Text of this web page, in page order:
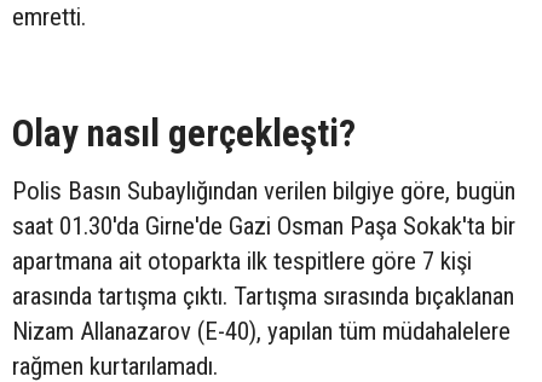
emretti.
Olay nasıl gerçekleşti?
Polis Basın Subaylığından verilen bilgiye göre, bugün
saat 01.30'da Girne'de Gazi Osman Paşa Sokak'ta bir
apartmana ait otoparkta ilk tespitlere göre 7 kişi
arasında tartışma çıktı. Tartışma sırasında bıçaklanan
Nizam Allanazarov (E-40), yapılan tüm müdahalelere
rağmen kurtarılamadı.